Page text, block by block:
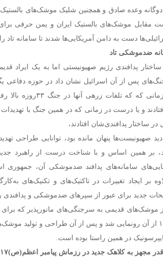
مقابل موشک‌های بالستیک ایران و یمن حرفی
دست به دامن آمریکایی‌ها شدند تا سامانه تاد
ضدموشکی تاد
پدافندی رژیم صهیونیستی اما به یک ایراد
جنگ‌های پس از آن اسرائیل نشان داد در حوزه دفاعی
برمی‌دارد. زمانی که که
و یا درست در زمانی که در همین جنگ با
ساختار پدافندی‌شان افتادند،
دید صهیونیست‌ها پنهان مانده بود،‌ توانایی طراحی
بر همین اساس و با شناخت درست از راهبرد
سامانه‌های پدافند ضدموشکی آن، جمهوری
بر ایجاد تغییرات در تاکتیک‌های و تکنیک‌های
جدید برای عبور از سپرهای ضدموشکی و پدافندی
موشک‌های قدیمی به سرجنگی‌های مانورپذیر که برای
اعظم(ص)۱۷ از آن رونمایی شد و پس از آن طراحی و تولید
در همین راستا بوده است.
مجهز به کلاهک جدید در رزماش پیامبر اعظم(ص)۱۷